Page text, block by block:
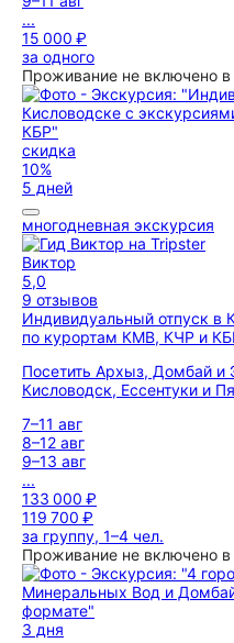
...
15 000 ₽
за одного
Проживание не включено в
скидка
10%
5 дней
многодневная экскурсия
Виктор
5,0
9 отзывов
Индивидуальный отпуск в
по курортам КМВ, КЧР и
Посетить Архыз, Домбай и
Кисловодск, Ессентуки и
7–11 авг
8–12 авг
9–13 авг
...
133 000 ₽
119 700 ₽
за группу, 1–4 чел.
Проживание не включено в
3 дня